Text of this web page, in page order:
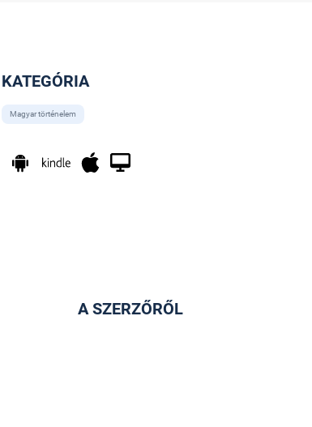
KATEGÓRIA
Magyar történelem
A SZERZŐRŐL